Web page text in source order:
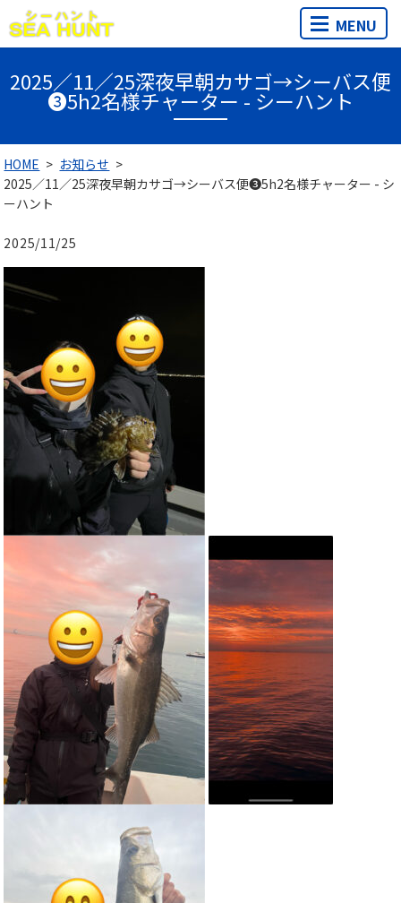
MENU
2025／11／25深夜早朝カサゴ→シーバス便
❸5h2名様チャーター - シーハント
HOME
お知らせ
2025／11／25深夜早朝カサゴ→シーバス便❸5h2名様チャーター - シ
ーハント
2025/11/25